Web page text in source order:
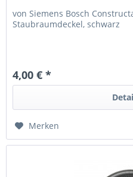
von Siemens Bosch
Staubraumdeckel, schwarz
4,00 € *
Merken